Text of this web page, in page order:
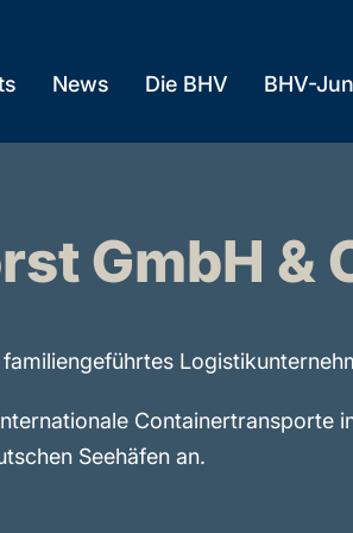
News Die BHV BHV-
GmbH &
Containertransporte
Seehäfen an.